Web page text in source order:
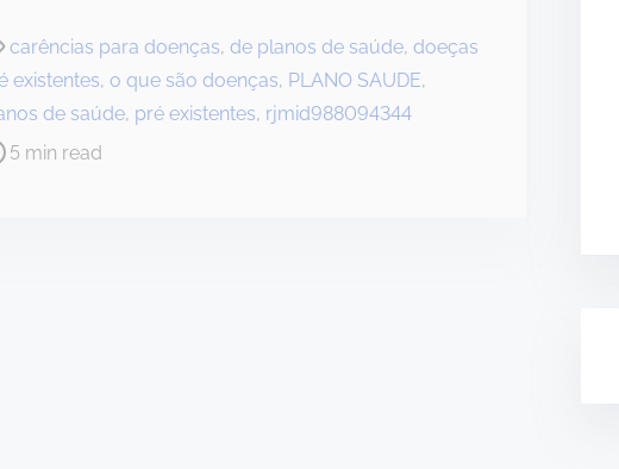
carências para doenças, de planos de saúde, doeças
existentes, o que são doenças, PLANO SAUDE,
de saúde, pré existentes, rjmid988094344
5 min read